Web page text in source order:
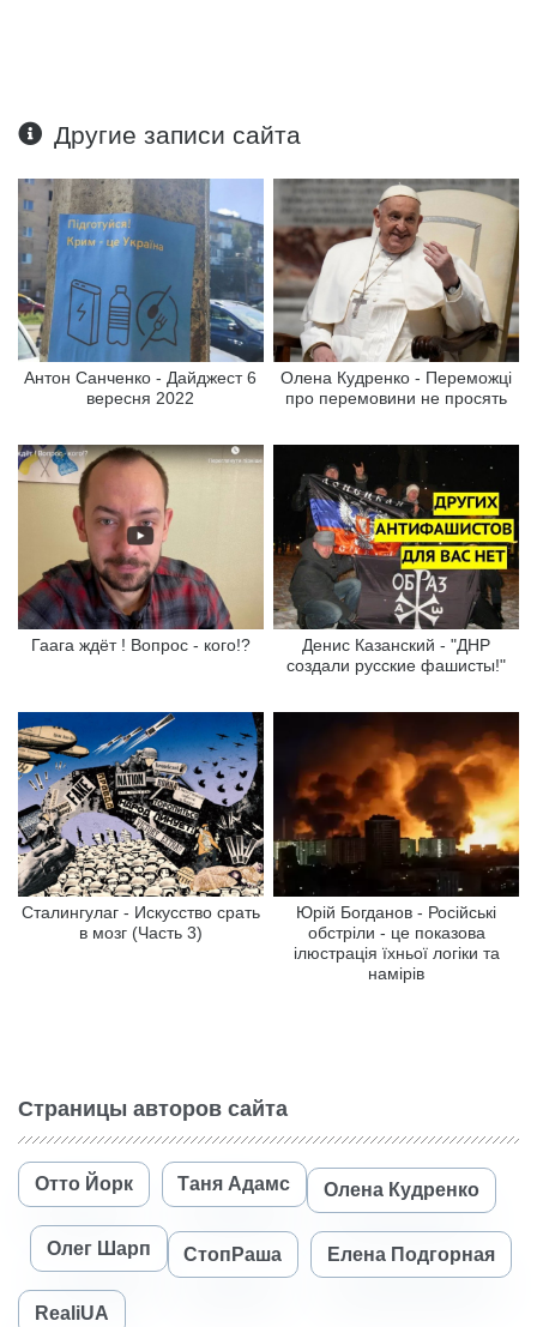
Другие записи сайта
Антон Санченко - Дайджест 6
вересня 2022
Олена Кудренко - Переможці
про перемовини не просять
Гаага ждёт ! Вопрос - кого!?
Денис Казанский - "ДНР
создали русские фашисты!"
Сталингулаг - Искусство срать
в мозг (Часть 3)
Юрій Богданов - Російські
обстріли - це показова
ілюстрація їхньої логіки та
намірів
Страницы авторов сайта
Отто Йорк Таня Адамс Олена Кудренко
Олег Шарп СтопРаша Елена Подгорная
RealiUA